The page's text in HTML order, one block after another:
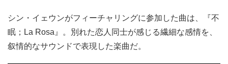
シン・イェウンがフィーチャリングに参加した曲は、『不
眠；La Rosa』。別れた恋人同士が感じる繊細な感情を、
叙情的なサウンドで表現した楽曲だ。